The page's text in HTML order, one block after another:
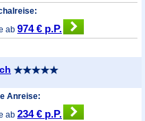
ab974 € p.P.
Anreise:
ab234 € p.P.